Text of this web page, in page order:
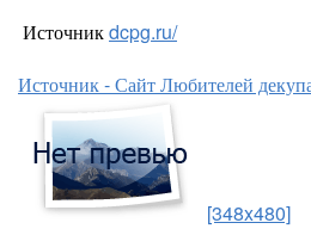
Источникdcpg.ru/
Источник - Сайт Любителей
[348x480]